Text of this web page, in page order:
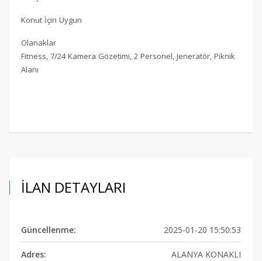
Konut İçin Uygun
Olanaklar
Fitness, 7/24 Kamera Gözetimi, 2 Personel, Jeneratör, Piknik
Alanı
İLAN DETAYLARI
Güncellenme: 2025-01-20 15:50:53
Adres: ALANYA KONAKLI